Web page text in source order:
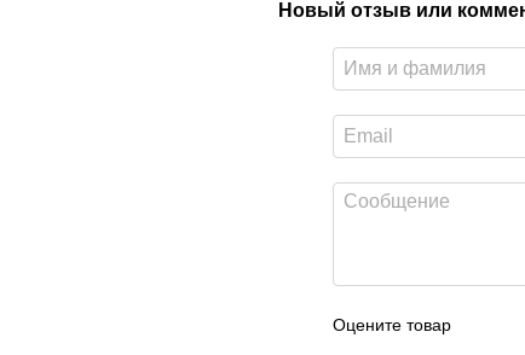
Новый отзыв или
Оцените товар